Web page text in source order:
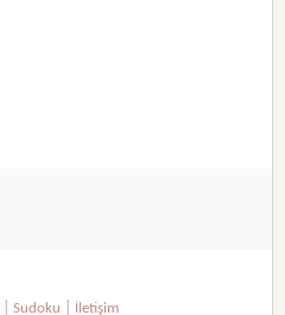
|Sudoku İletişim